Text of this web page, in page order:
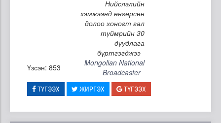
Нийслэлийн
хэмжээнд өнгөрсөн
долоо хоногт гал
түймрийн 30
дуудлага
бүртгэгджээ
Үзсэн: 853
Mongolian National
Broadcaster
ТҮГЭЭХ ЖИРГЭХ ТҮГЭЭХ